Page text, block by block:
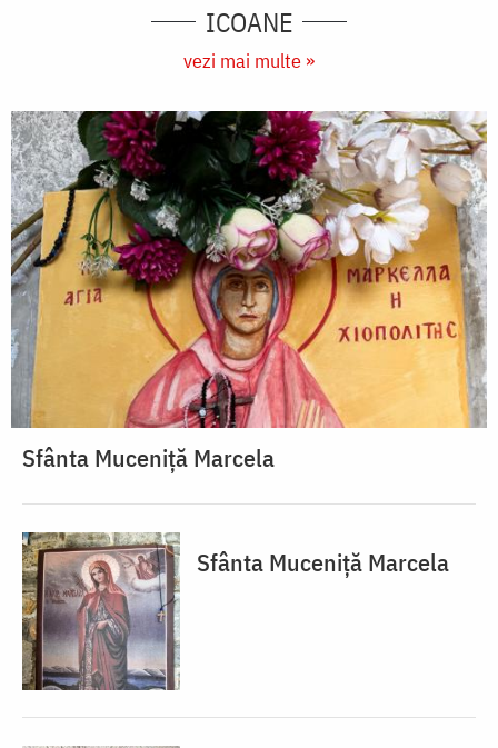
ICOANE
vezi mai multe »
Sfânta Muceniță Marcela
Sfânta Muceniță Marcela